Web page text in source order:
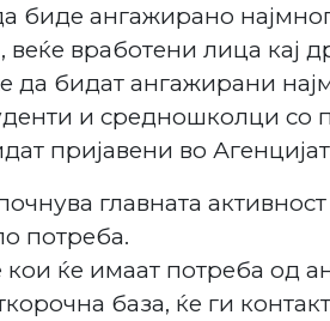
биде ангажирано
вработени лица кај
да бидат ангажирани
и средношколци со
пријавени во
главната
потреба.
кои ќе имаат потреба од
база, ќе ги